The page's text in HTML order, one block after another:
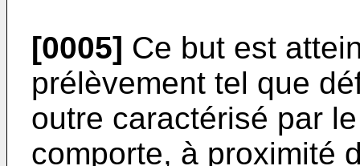
[0005] Ce but est
prélèvement tel que
outre caractérisé par
comporte, à proximité